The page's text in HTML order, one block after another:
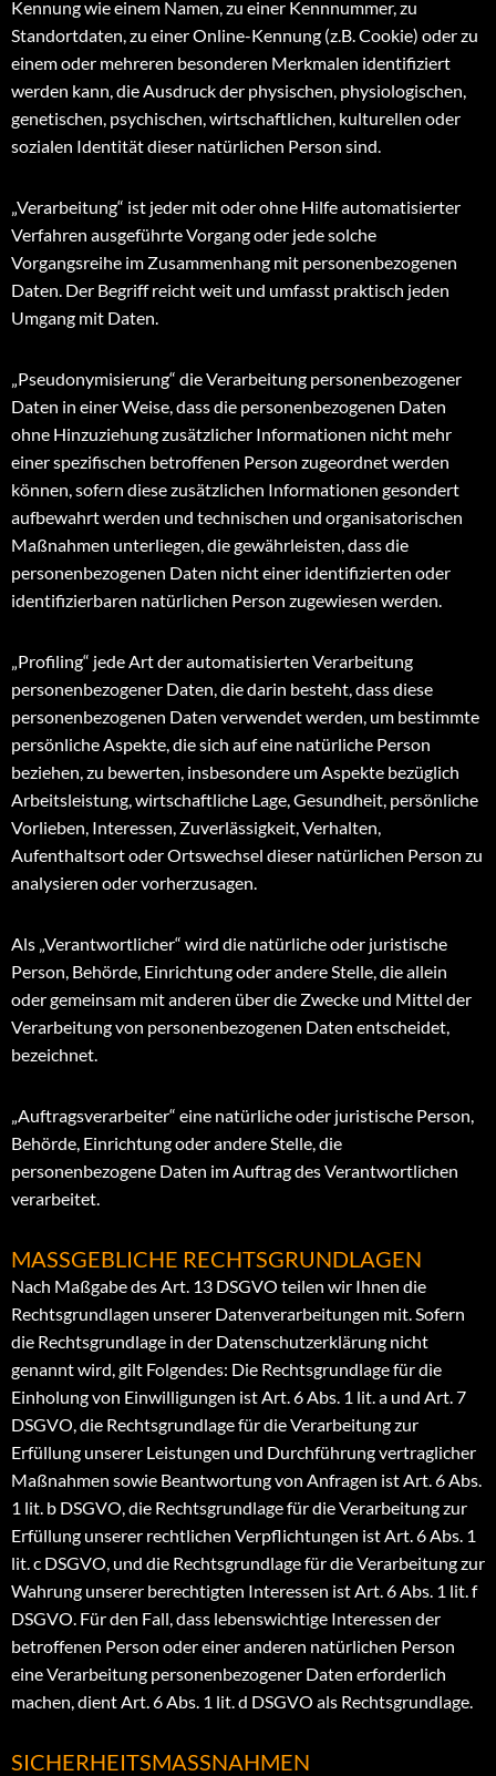
Kennung wie einem Namen, zu einer Kennnummer, zu
Standortdaten, zu einer Online-Kennung (z.B. Cookie) oder zu
einem oder mehreren besonderen Merkmalen identifiziert
werden kann, die Ausdruck der physischen, physiologischen,
genetischen, psychischen, wirtschaftlichen, kulturellen oder
sozialen Identität dieser natürlichen Person sind.
„Verarbeitung“ ist jeder mit oder ohne Hilfe automatisierter
Verfahren ausgeführte Vorgang oder jede solche
Vorgangsreihe im Zusammenhang mit personenbezogenen
Daten. Der Begriff reicht weit und umfasst praktisch jeden
Umgang mit Daten.
„Pseudonymisierung“ die Verarbeitung personenbezogener
Daten in einer Weise, dass die personenbezogenen Daten
ohne Hinzuziehung zusätzlicher Informationen nicht mehr
einer spezifischen betroffenen Person zugeordnet werden
können, sofern diese zusätzlichen Informationen gesondert
aufbewahrt werden und technischen und organisatorischen
Maßnahmen unterliegen, die gewährleisten, dass die
personenbezogenen Daten nicht einer identifizierten oder
identifizierbaren natürlichen Person zugewiesen werden.
„Profiling“ jede Art der automatisierten Verarbeitung
personenbezogener Daten, die darin besteht, dass diese
personenbezogenen Daten verwendet werden, um bestimmte
persönliche Aspekte, die sich auf eine natürliche Person
beziehen, zu bewerten, insbesondere um Aspekte bezüglich
Arbeitsleistung, wirtschaftliche Lage, Gesundheit, persönliche
Vorlieben, Interessen, Zuverlässigkeit, Verhalten,
Aufenthaltsort oder Ortswechsel dieser natürlichen Person zu
analysieren oder vorherzusagen.
Als „Verantwortlicher“ wird die natürliche oder juristische
Person, Behörde, Einrichtung oder andere Stelle, die allein
oder gemeinsam mit anderen über die Zwecke und Mittel der
Verarbeitung von personenbezogenen Daten entscheidet,
bezeichnet.
„Auftragsverarbeiter“ eine natürliche oder juristische Person,
Behörde, Einrichtung oder andere Stelle, die
personenbezogene Daten im Auftrag des Verantwortlichen
verarbeitet.
MASSGEBLICHE RECHTSGRUNDLAGEN
Nach Maßgabe des Art. 13 DSGVO teilen wir Ihnen die
Rechtsgrundlagen unserer Datenverarbeitungen mit. Sofern
die Rechtsgrundlage in der Datenschutzerklärung nicht
genannt wird, gilt Folgendes: Die Rechtsgrundlage für die
Einholung von Einwilligungen ist Art. 6 Abs. 1 lit. a und Art. 7
DSGVO, die Rechtsgrundlage für die Verarbeitung zur
Erfüllung unserer Leistungen und Durchführung vertraglicher
Maßnahmen sowie Beantwortung von Anfragen ist Art. 6 Abs.
1 lit. b DSGVO, die Rechtsgrundlage für die Verarbeitung zur
Erfüllung unserer rechtlichen Verpflichtungen ist Art. 6 Abs. 1
lit. c DSGVO, und die Rechtsgrundlage für die Verarbeitung zur
Wahrung unserer berechtigten Interessen ist Art. 6 Abs. 1 lit. f
DSGVO. Für den Fall, dass lebenswichtige Interessen der
betroffenen Person oder einer anderen natürlichen Person
eine Verarbeitung personenbezogener Daten erforderlich
machen, dient Art. 6 Abs. 1 lit. d DSGVO als Rechtsgrundlage.
SICHERHEITSMASSNAHMEN